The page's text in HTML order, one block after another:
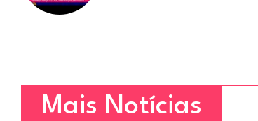
Mais Notícias